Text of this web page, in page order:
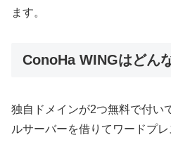
ます。
ConoHa WINGはどん
独自ドメインが2つ無料で付い
ルサーバーを借りてワードプ